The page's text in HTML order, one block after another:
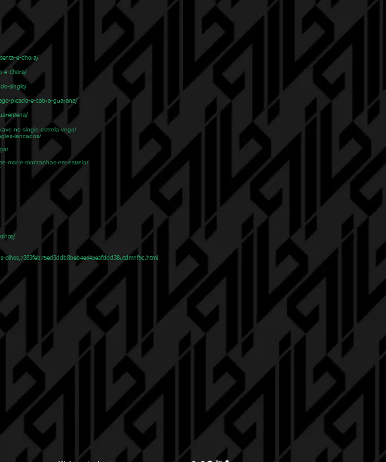
e-chora/
e-chora/
single/
picado-e-cabra-guarana/
no-single-estrela-vega/
lancados/
mar-e-montanhas-em-estreia/